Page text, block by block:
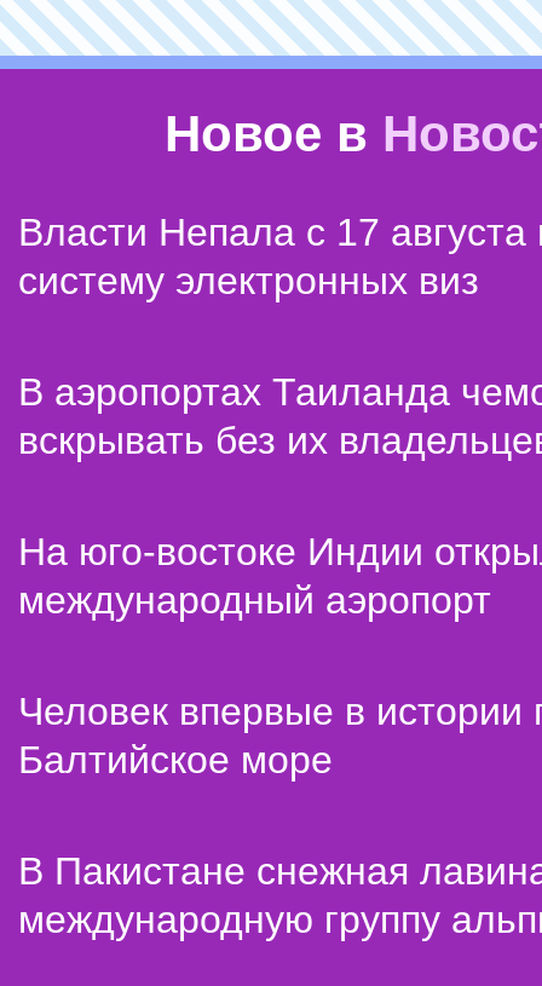
Новое в
Власти Непала с 17 августа
систему электронных виз
В аэропортах Таиланда
вскрывать без их
На юго-востоке Индии
международный аэропорт
Человек впервые в истории
Балтийское море
В Пакистане снежная
международную группу